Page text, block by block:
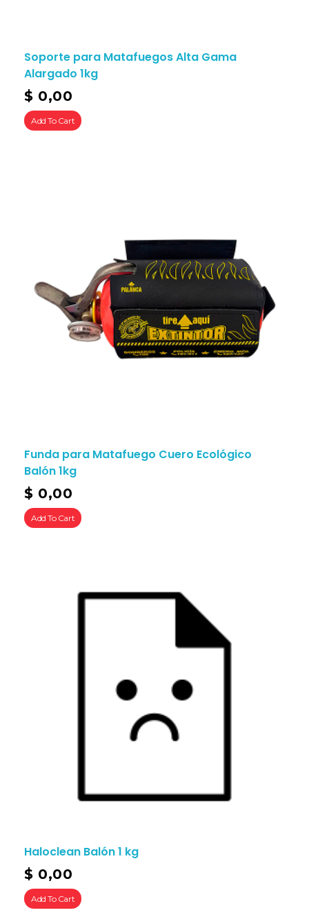
Soporte para Matafuegos Alta Gama
Alargado 1kg
$ 0,00
Add To Cart
Funda para Matafuego Cuero Ecológico
Balón 1kg
$ 0,00
Add To Cart
Haloclean Balón 1 kg
$ 0,00
Add To Cart